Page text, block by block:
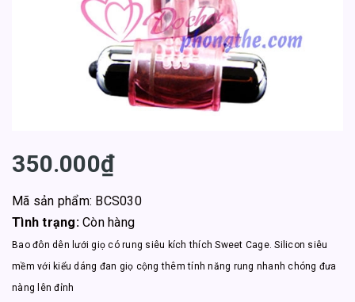
350.000₫
Mã sản phẩm: BCS030
Tình trạng: Còn hàng
Bao đôn dên lưới giọ có rung siêu kích thích Sweet Cage. Silicon siêu
mềm với kiểu dáng đan giọ cộng thêm tính năng rung nhanh chóng đưa
nàng lên đỉnh